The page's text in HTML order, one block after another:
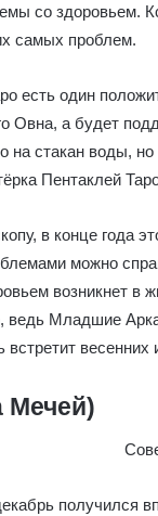
со здоровьем.
самых проблем.
есть один
Овна, а будет
на стакан воды,
Пентаклей
в конце года
можно
возникнет в
ведь Младшие
встретит
Мечей)
получился